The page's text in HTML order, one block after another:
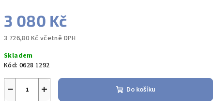
3 080 Kč
3 726,80 Kč včetně DPH
cena:
Skladem
Kód: 0628 1292
+
− Do košíku